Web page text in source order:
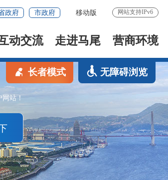
政府 市政府 移动版 网站支持IPv6
动交流 走进马尾 营商环境
站！
长者模式 无障碍浏览